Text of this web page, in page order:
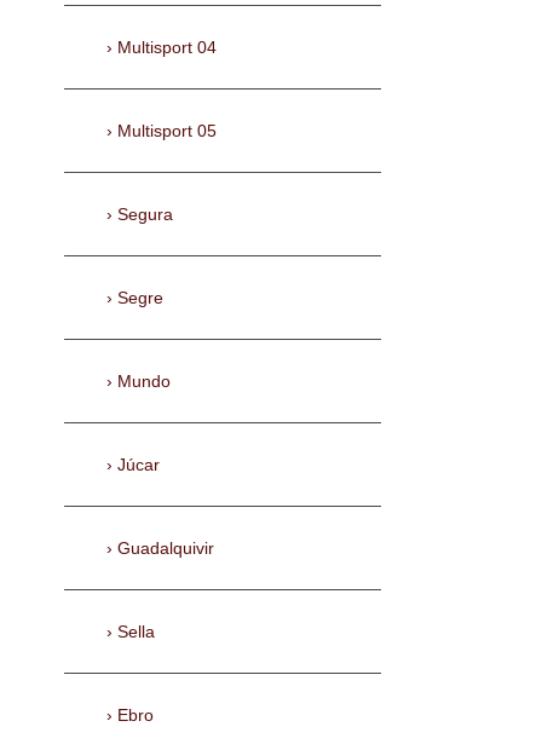
Multisport 04
Multisport 05
Segura
Segre
Mundo
Júcar
Guadalquivir
Sella
Ebro